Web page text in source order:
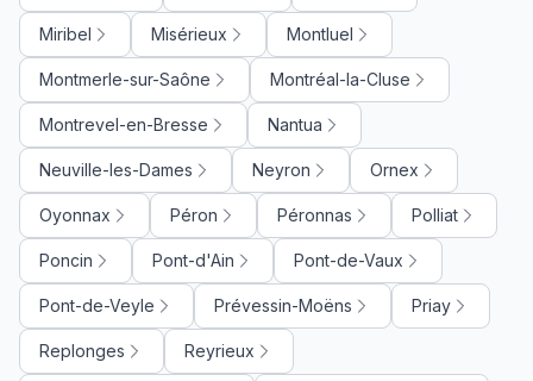
Miribel Misérieux Montluel
Montmerle-sur-Saône Montréal-la-Cluse
Montrevel-en-Bresse Nantua
Neuville-les-Dames Neyron Ornex
Oyonnax Péron Péronnas Polliat
Poncin Pont-d'Ain Pont-de-Vaux
Pont-de-Veyle Prévessin-Moëns Priay
Replonges Reyrieux